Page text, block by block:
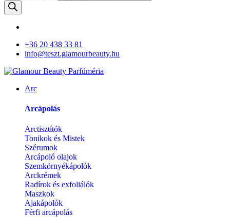
+36 20 438 33 81
info@teszt.glamourbeauty.hu
Arc
Arcápolás
Arctisztítók
Tonikok és Mistek
Szérumok
Arcápoló olajok
Szemkörnyékápolók
Arckrémek
Radírok és exfoliálók
Maszkok
Ajakápolók
Férfi arcápolás